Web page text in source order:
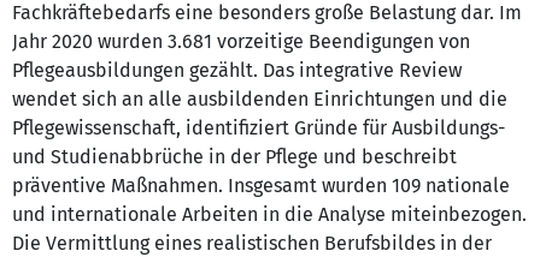
Fachkräftebedarfs eine besonders große Belastung dar. Im
Jahr 2020 wurden 3.681 vorzeitige Beendigungen von
Pflegeausbildungen gezählt. Das integrative Review
wendet sich an alle ausbildenden Einrichtungen und die
Pflegewissenschaft, identifiziert Gründe für Ausbildungs-
und Studienabbrüche in der Pflege und beschreibt
präventive Maßnahmen. Insgesamt wurden 109 nationale
und internationale Arbeiten in die Analyse miteinbezogen.
Die Vermittlung eines realistischen Berufsbildes in der